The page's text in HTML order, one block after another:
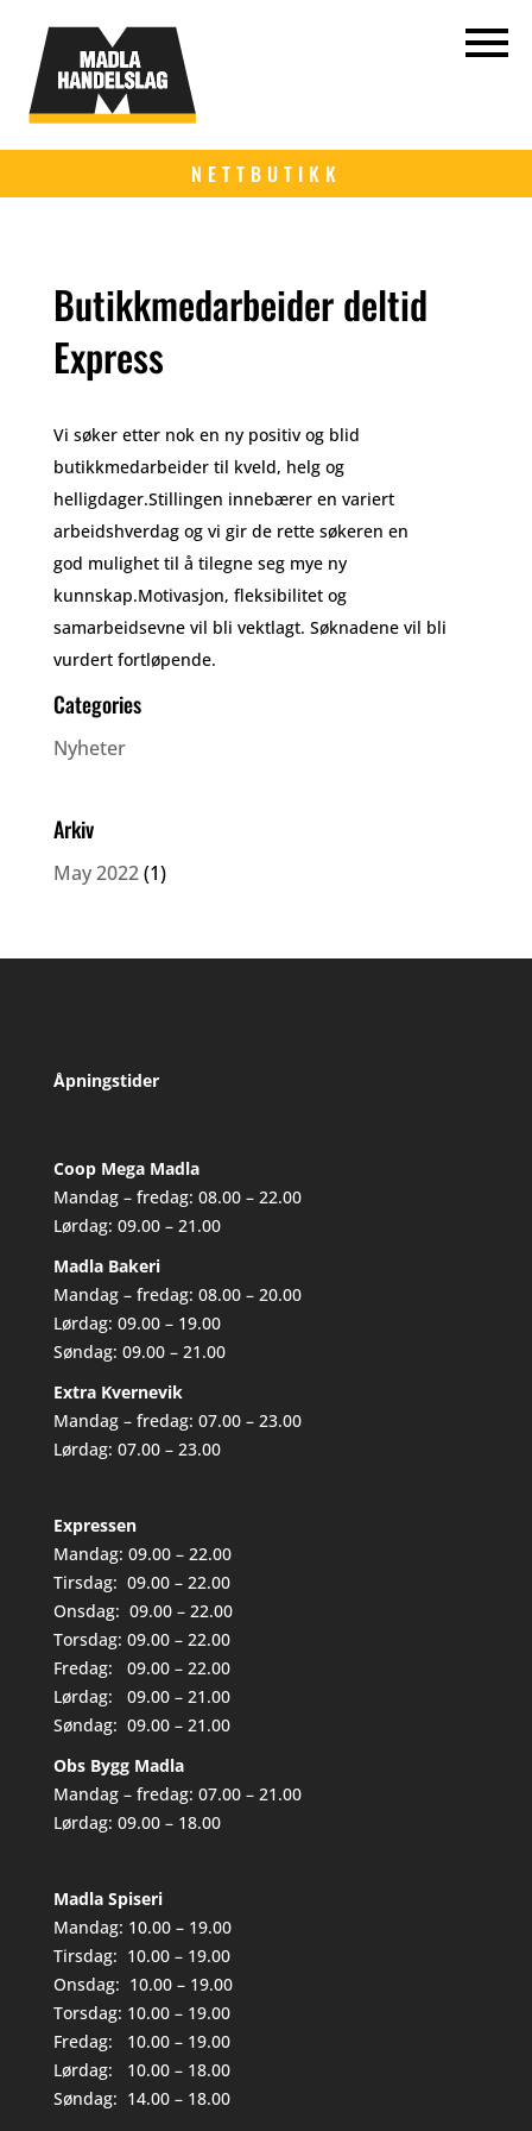
NETTBUTIKK
Butikkmedarbeider deltid
Express
Vi søker etter nok en ny positiv og blid
butikkmedarbeider til kveld, helg og
helligdager.Stillingen innebærer en variert
arbeidshverdag og vi gir de rette søkeren en
god mulighet til å tilegne seg mye ny
kunnskap.Motivasjon, fleksibilitet og
samarbeidsevne vil bli vektlagt. Søknadene vil bli
vurdert fortløpende.
Categories
Nyheter
Arkiv
May 2022(1)
Åpningstider
Coop Mega Madla
Mandag – fredag: 08.00 – 22.00
Lørdag: 09.00 – 21.00
Madla Bakeri
Mandag – fredag: 08.00 – 20.00
Lørdag: 09.00 – 19.00
Søndag: 09.00 – 21.00
Extra Kvernevik
Mandag – fredag: 07.00 – 23.00
Lørdag: 07.00 – 23.00
Expressen
Mandag: 09.00 – 22.00
Tirsdag: 09.00 – 22.00
Onsdag: 09.00 – 22.00
Torsdag: 09.00 – 22.00
Fredag: 09.00 – 22.00
Lørdag: 09.00 – 21.00
Søndag: 09.00 – 21.00
Obs Bygg Madla
Mandag – fredag: 07.00 – 21.00
Lørdag: 09.00 – 18.00
Madla Spiseri
Mandag: 10.00 – 19.00
Tirsdag: 10.00 – 19.00
Onsdag: 10.00 – 19.00
Torsdag: 10.00 – 19.00
Fredag: 10.00 – 19.00
Lørdag: 10.00 – 18.00
Søndag: 14.00 – 18.00